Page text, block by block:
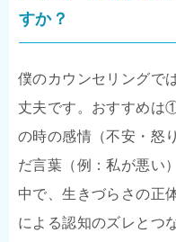
すか？
僕のカウンセリングで
丈夫です。おすすめ
の時の感情（不安・怒
だ言葉（例：私が悪い
中で、生きづらさの正
による認知のズレとつ